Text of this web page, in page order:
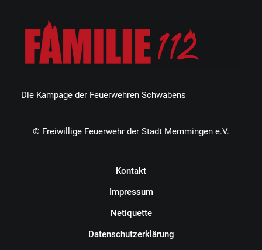
Die Kampage der Feuerwehren Schwabens
© Freiwillige Feuerwehr der Stadt Memmingen e.V.
Kontakt
Impressum
Netiquette
Datenschutzerklärung